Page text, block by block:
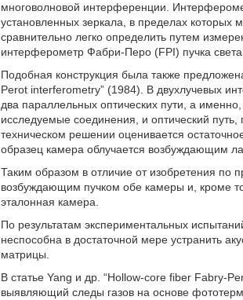
многоволновой интерференции.
установленных зеркала, в пределах которых
сравнительно легко определить путем
интерферометр Фабри-Перо (FPI) пучка света.
Подобная конструкция была также
Perot interferometry” (1984). В двухлучевых
два параллельных оптических пути, а
исследуемые соединения, и оптический
техническом решении оценивается
образец камера облучается возбуждающим
Таким образом в отличие от изобретения по
возбуждающим пучком обе камеры и, кроме
эталонная камера.
По результатам экспериментальных
неспособна в достаточной мере устранить
матрицы.
В статье Yang и др. “Hollow-core fiber Fabry-
выявляющий следы газов на основе